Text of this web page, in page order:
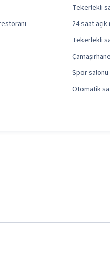
Tekerlekli
24 saat
Tekerlekli
Çamaşırhane
Spor salonu
Otomatik